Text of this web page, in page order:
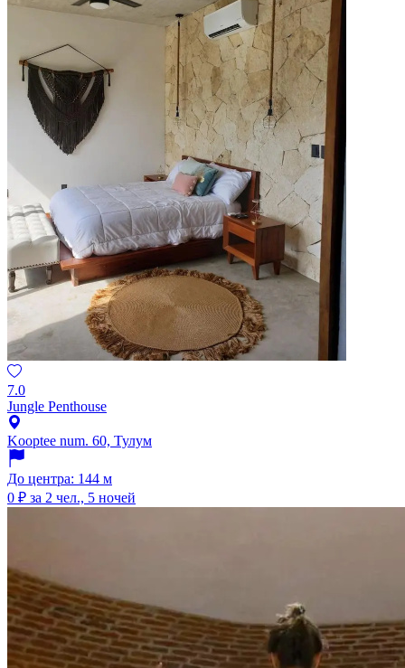
7.0
Jungle Penthouse
Kooptee num. 60, Тулум
До центра: 144 м
0 ₽ за 2 чел., 5 ночей